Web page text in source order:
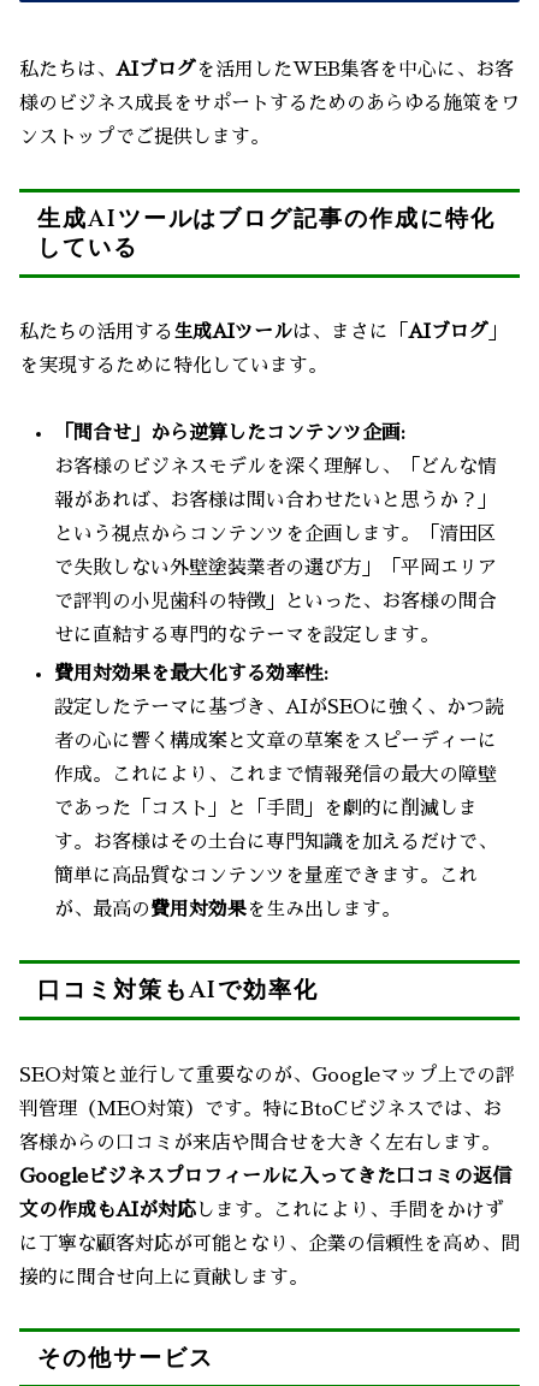
私たちは、 AIブログ を活用したWEB集客を中心に、お客
様のビジネス成長をサポートするためのあらゆる施策をワ
ンストップでご提供します。
生成AIツールはブログ記事の作成に特化
している
私たちの活用する生成AIツールは、まさに「 AIブログ 」
を実現するために特化しています。
「問合せ」から逆算したコンテンツ企画:
お客様のビジネスモデルを深く理解し、「どんな情
報があれば、お客様は問い合わせたいと思うか？」
という視点からコンテンツを企画します。「清田区
で失敗しない外壁塗装業者の選び方」「平岡エリア
で評判の小児歯科の特徴」といった、お客様の問合
せに直結する専門的なテーマを設定します。
費用対効果を最大化する効率性:
設定したテーマに基づき、AIがSEOに強く、かつ読
者の心に響く構成案と文章の草案をスピーディーに
作成。これにより、これまで情報発信の最大の障壁
であった「コスト」と「手間」を劇的に削減しま
す。お客様はその土台に専門知識を加えるだけで、
簡単に高品質なコンテンツを量産できます。これ
が、最高の費用対効果を生み出します。
口コミ対策もAIで効率化
SEO対策と並行して重要なのが、Googleマップ上での評
判管理（MEO対策）です。特にBtoCビジネスでは、お
客様からの口コミが来店や問合せを大きく左右します。
Googleビジネスプロフィールに入ってきた口コミの返信
文の作成もAIが対応します。これにより、手間をかけず
に丁寧な顧客対応が可能となり、企業の信頼性を高め、間
接的に問合せ向上に貢献します。
その他サービス